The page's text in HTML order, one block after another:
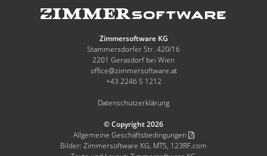
Zimmersoftware KG
Stammersdorfer Str. 420/16
2201 Gerasdorf bei Wien
office@zimmersoftware.at
+43 2246 5 1212
Datenschutzerklärung
© Copyright 2026
Allgemeine Geschäftsbedingungen
Bilder: Zimmersoftware KG, MTS, 123RF.com